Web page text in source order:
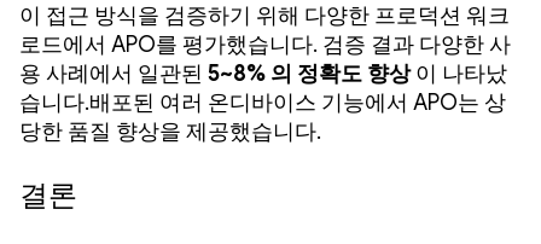
이 접근 방식을 검증하기 위해 다양한 프로덕션 워크
로드에서 APO를 평가했습니다. 검증 결과 다양한 사
용 사례에서 일관된 5~8% 의 정확도 향상이 나타났
습니다.배포된 여러 온디바이스 기능에서 APO는 상
당한 품질 향상을 제공했습니다.
결론